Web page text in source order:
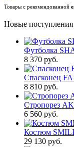
Товары с рекомендованной
Новые поступления
Футболка
8 370 руб.
Спасконец
8 810 руб.
Стропорез
6 560 руб.
Костюм
29 130 руб.